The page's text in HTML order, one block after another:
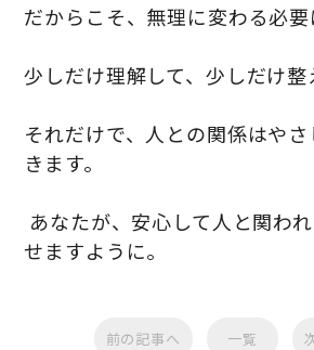
だからこそ、無理に変わる必要
少しだけ理解して、少しだけ整
それだけで、人との関係はや
きます。
あなたが、安心して人と関わ
せますように。
前の記事へ 一覧